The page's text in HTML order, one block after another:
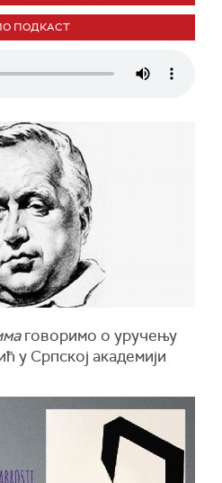
ПОДКАСТ
говоримо о уручењу
у Српској академији